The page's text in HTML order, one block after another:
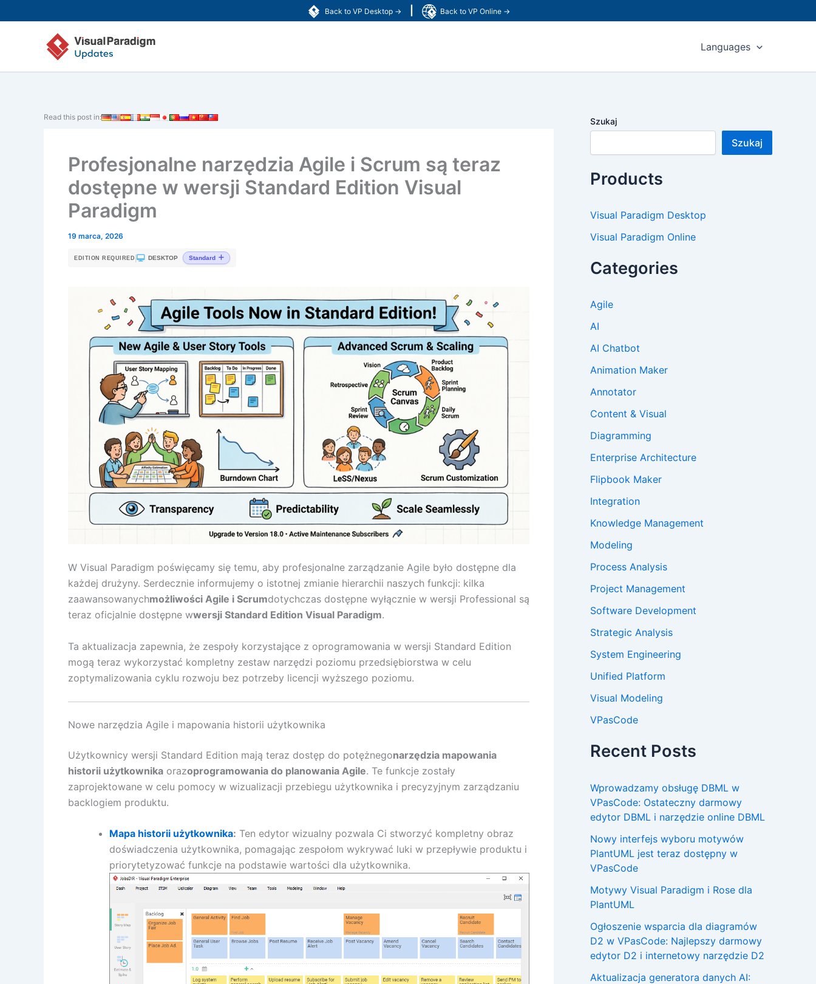
Back to VP Desktop → Back to VP Online →
do
Languages
Read this post in:
Profesjonalne narzędzia Agile i Scrum są teraz
dostępne w wersji Standard Edition Visual
Paradigm
19 marca, 2026
EDITION REQUIRED DESKTOP Standard
W Visual Paradigm poświęcamy się temu, aby profesjonalne zarządzanie Agile było dostępne dla
każdej drużyny. Serdecznie informujemy o istotnej zmianie hierarchii naszych funkcji: kilka
zaawansowanychmożliwości Agile i Scrumdotychczas dostępne wyłącznie w wersji Professional są
teraz oficjalnie dostępne wwersji Standard Edition Visual Paradigm.
Ta aktualizacja zapewnia, że zespoły korzystające z oprogramowania w wersji Standard Edition
mogą teraz wykorzystać kompletny zestaw narzędzi poziomu przedsiębiorstwa w celu
zoptymalizowania cyklu rozwoju bez potrzeby licencji wyższego poziomu.
Nowe narzędzia Agile i mapowania historii użytkownika
Użytkownicy wersji Standard Edition mają teraz dostęp do potężnegonarzędzia mapowania
historii użytkownika orazoprogramowania do planowania Agile. Te funkcje zostały
zaprojektowane w celu pomocy w wizualizacji przebiegu użytkownika i precyzyjnym zarządzaniu
backlogiem produktu.
Mapa historii użytkownika: Ten edytor wizualny pozwala Ci stworzyć kompletny obraz
doświadczenia użytkownika, pomagając zespołom wykrywać luki w przepływie produktu i
priorytetyzować funkcje na podstawie wartości dla użytkownika.
Szukaj
Szukaj
Products
Visual Paradigm Desktop
Visual Paradigm Online
Categories
Agile
AI
AI Chatbot
Animation Maker
Annotator
Content & Visual
Diagramming
Enterprise Architecture
Flipbook Maker
Integration
Knowledge Management
Modeling
Process Analysis
Project Management
Software Development
Strategic Analysis
System Engineering
Unified Platform
Visual Modeling
VPasCode
Recent Posts
Wprowadzamy obsługę DBML w
VPasCode: Ostateczny darmowy
edytor DBML i narzędzie online DBML
Nowy interfejs wyboru motywów
PlantUML jest teraz dostępny w
VPasCode
Motywy Visual Paradigm i Rose dla
PlantUML
Ogłoszenie wsparcia dla diagramów
D2 w VPasCode: Najlepszy darmowy
edytor D2 i internetowy narzędzie D2
Aktualizacja generatora danych AI: